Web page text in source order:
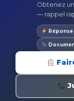
Obtenez
— rappel